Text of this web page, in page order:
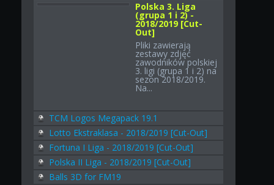
Polska 3. Liga
(grupa 1 i 2) -
2018/2019 [Cut-
Out]
Pliki zawierają
zestawy zdjęć
zawodników polskiej
3. ligi (grupa 1 i 2) na
sezon 2018/2019.
Na...
TCM Logos Megapack 19.1
Lotto Ekstraklasa - 2018/2019 [Cut-Out]
Fortuna I Liga - 2018/2019 [Cut-Out]
Polska II Liga - 2018/2019 [Cut-Out]
Balls 3D for FM19